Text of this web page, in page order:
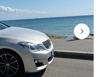
Next